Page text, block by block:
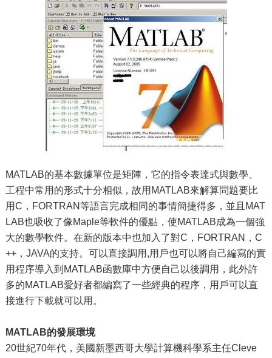
MATLAB的基本數據單位是矩陣，它的指令表達式與數學、
工程中常用的形式十分相似，故用MATLAB來解算問題要比
用C，FORTRAN等語言完成相同的事情簡捷得多，並且MAT
LAB也吸收了像Maple等軟件的優點，使MATLAB成為一個強
大的數學軟件。在新的版本中也加入了對C，FORTRAN，C
++，JAVA的支持。可以直接調用,用戶也可以將自己編寫的實
用程序導入到MATLAB函數庫中方便自己以後調用，此外許
多的MATLAB愛好者都編寫了一些經典的程序，用戶可以直
接進行下載就可以用。
MATLAB的發展環境
20世紀70年代，美國新墨西哥大學計算機科學系主任Cleve